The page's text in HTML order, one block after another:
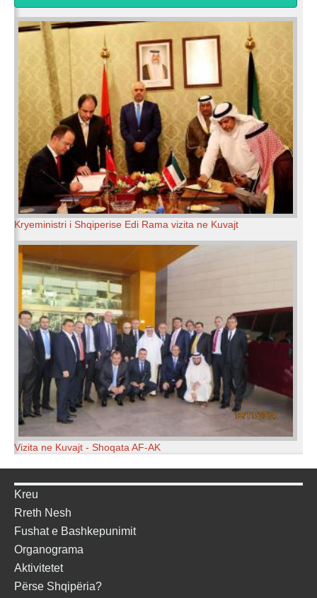
Kryeministri i Shqiperise Edi Rama vizita ne Kuvajt
Vizita ne Kuvajt - Shoqata AF-AK
Kreu
Rreth Nesh
Fushat e Bashkepunimit
Organograma
Aktivitetet
Përse Shqipëria?